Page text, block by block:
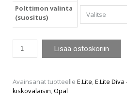
Polttimon valinta
(suositus)
Diva
(1-
vaihekiskoon)
Lisää ostoskoriin
Avainsanat tuotteelleE.Lite,E.Lite
kiskovalaisin,Opal